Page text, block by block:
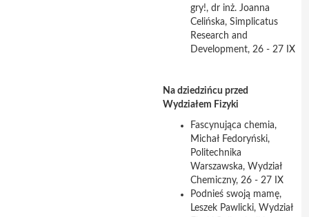
gry!, dr inż. Joanna
Celińska, Simplicatus
Research and
Development, 26 - 27 IX
Na dziedzińcu przed
Wydziałem Fizyki
Fascynująca chemia,
Michał Fedoryński,
Politechnika
Warszawska, Wydział
Chemiczny, 26 - 27 IX
Podnieś swoją mamę,
Leszek Pawlicki, Wydział